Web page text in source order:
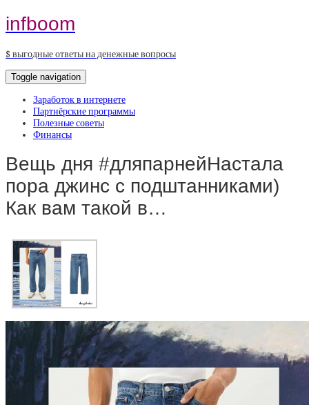
infboom
$ выгодные ответы на денежные вопросы
Toggle navigation
Заработок в интернете
Партнёрские программы
Полезные советы
Финансы
Вещь дня #дляпарнейНастала
пора джинс с подштанниками)
Как вам такой в…